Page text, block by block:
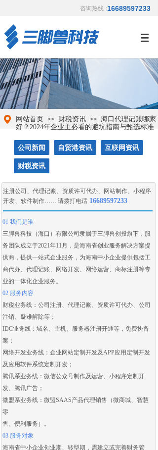
咨询热线：16689597233
网站首页 >> 财税资讯 >> 海口代理记账哪家
好？2024年企业主必看的避坑指南与甄选标准
公司新闻 自贸港资讯 互联网资讯
财税资讯
01 我们是谁
三脚兽科技（海口）有限公司隶属于三脚兽创投旗下，服
务团队成立于2021年11月，是海南省创业服务解决方案提
供商，提供一站式企业服务，为海南中小企业提供包括工
商代办、 代理记账、 网络开发、 网络运营、 商标注册等专
业的一体化企业服务。
02 服务内容
财税业务线： 公司注册、 代理记账、 资质许可代办、 公司
注销、 疑难解除等；
IDC业务线：域名、主机、服务器注册开通等，免费协备
案；
网络开发业务线： 企业网站定制开发及APP应用定制开发
及应用软件系统定制开发 ；
腾讯系业务线：微信公众号制作及运营、 小程序定制开
发、腾讯广告；
微盟系业务线： 微盟SAAS产品代理销售（微商城、智慧
零
售、便利服务）。
03 服务对象
海南省中小企业创业期、转型期，需建立或完善财务管
注册公司 、 代理记账、 资质许可代办、 网站制作、 小程序
开发、 软件制作…… 请拨打电话 16689597233